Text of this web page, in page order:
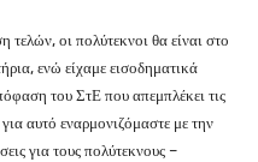
οι πολύτεκνοι θα είναι στο
ενώ είχαμε εισοδηματικά
του ΣτΕ που απεμπλέκει τις
αυτό εναρμονιζόμαστε με την
για τους πολύτεκνους –